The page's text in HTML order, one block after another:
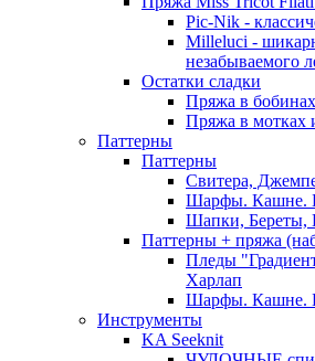
Pic-Nik -
Milleluci -
незабываемого
Остатки сладки
Пряжа в бобинах
Пряжа в мотках
Паттерны
Паттерны
Свитера,
Шарфы. Кашне.
Шапки, Береты,
Паттерны + пряжа
Пледы
Харлап
Шарфы. Кашне.
Инструменты
KA Seeknit